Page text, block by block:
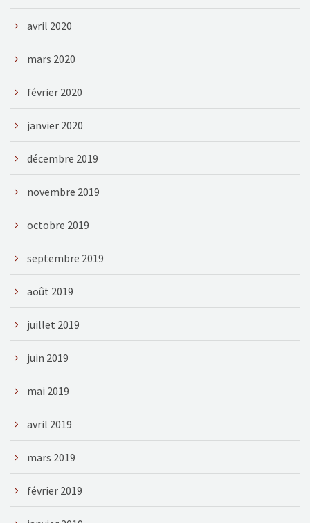
avril 2020
mars 2020
février 2020
janvier 2020
décembre 2019
novembre 2019
octobre 2019
septembre 2019
août 2019
juillet 2019
juin 2019
mai 2019
avril 2019
mars 2019
février 2019